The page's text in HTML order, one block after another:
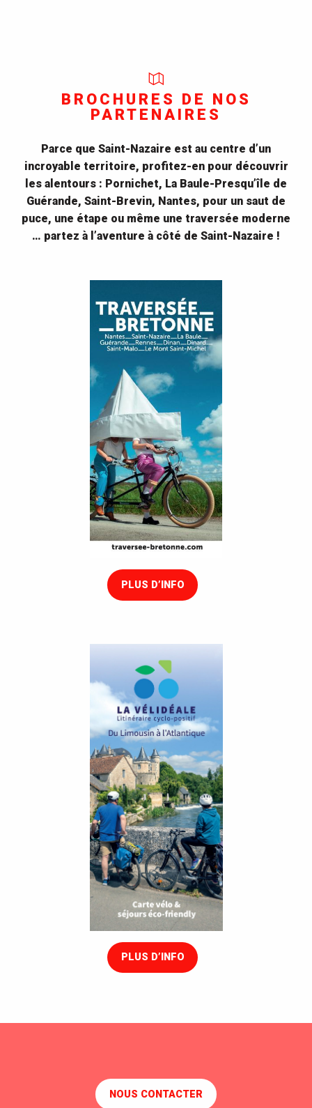
BROCHURES DE NOS
PARTENAIRES
Parce que Saint-Nazaire est au centre d’un
incroyable territoire, profitez-en pour découvrir
les alentours : Pornichet, La Baule-Presqu’île de
Guérande, Saint-Brevin, Nantes, pour un saut de
puce, une étape ou même une traversée moderne
… partez à l’aventure à côté de Saint-Nazaire !
PLUS D’INFO
PLUS D’INFO
NOUS CONTACTER